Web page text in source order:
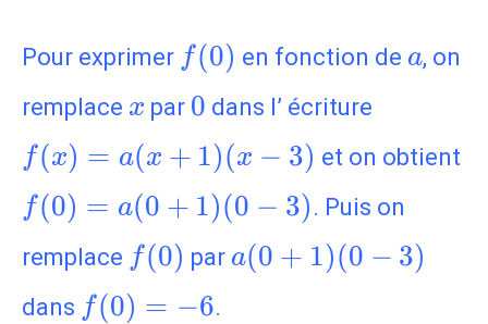
Pour exprimer f(0)
f (0) en fonction de a
a, on
remplace x
x par 0
0 dans l’ écriture
f (x) = a(x + 1)(x − 3) et on obtient
f(0)=a(0+1)
(0-3)
f (0) = a(0 + 1)(0 − 3) . Puis on
remplace f(0)
f (0) par a(0+1)
(0-3)
a(0 + 1)(0 − 3)
dans f(0)=-6
f (0) = −6.